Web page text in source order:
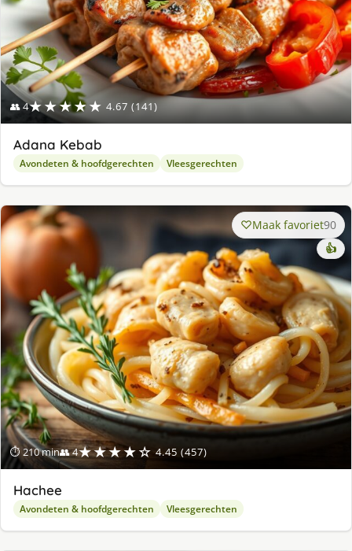
👥 4★★★★★ 4.67 (141)
Adana Kebab
Avondeten & hoofdgerechten Vleesgerechten
⏱ 210 min👥 4★★★★☆ 4.45 (457)
Maak favoriet90
👍
Hachee
Avondeten & hoofdgerechten Vleesgerechten